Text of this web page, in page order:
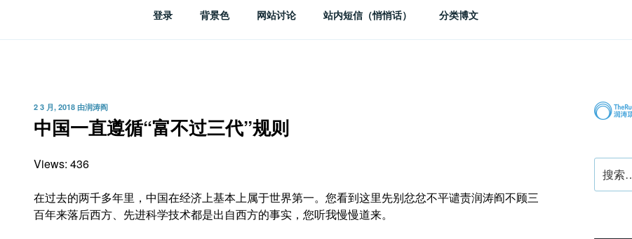
登录 背景色 网站讨论 站内短信（悄悄话） 分类博文
发
于
2 3 月, 2018 由润涛阎
中国一直遵循“富不过三代”规则
Views: 436
在过去的两千多年里，中国在经济上基本上属于世界第一。您看到这里先别忿忿不平谴责润涛阎不顾三
百年来落后西方、先进科学技术都是出自西方的事实，您听我慢慢道来。
索：